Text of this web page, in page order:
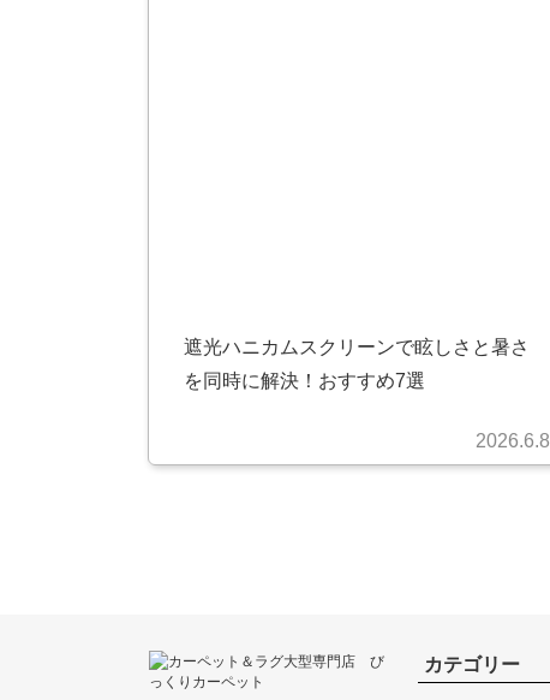
遮光ハニカムスクリーンで眩しさと暑さ
を同時に解決！おすすめ7選
2026.6.8
カテゴリー